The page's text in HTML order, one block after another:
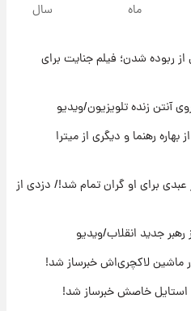
رعد و برق به ساختمان مرکز تجارت
+ فیلم
بار؛ انتشار تصاویری از رهبر جدید
ماه سال
ربوده شدن؛ فیلم جنایت برای
آنتن زنده تلویزیون/ویدیو
رهنما و دیگری از میترا
عبدی برای او گران تمام شد!/ دزدی از
رهبر جدید انقلاب/ویدیو
ماشین لاکچری‌اش خبرساز شد!
و استایل خاصش خبرساز شد!